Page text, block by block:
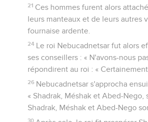
21 Ces hommes furent alors
leurs manteaux et de leurs
fournaise ardente.
24
Le roi Nebucadnetsar fut alors
ses conseillers : « N'avons-nous
répondirent au roi : «
26 Nebucadnetsar s'approcha
« Shadrak, Méshak et Abed-
Shadrak, Méshak et Abed-Nego
30